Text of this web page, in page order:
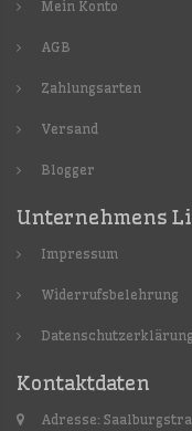
Mein Konto
AGB
Zahlungsarten
Versand
Blogger
Unternehmens
Impressum
Widerrufsbelehrung
Datenschutzerklärung
Kontaktdaten
Adresse: